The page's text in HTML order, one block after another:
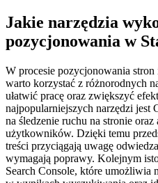
Jakie narzędzia
pozycjonowania w
W procesie pozycjonowania
warto korzystać z różnorodnych
ułatwić pracę oraz zwiększyć
najpopularniejszych narzędzi jest
na śledzenie ruchu na stronie
użytkowników. Dzięki temu
treści przyciągają uwagę
wymagają poprawy. Kolejnym
Search Console, które umożliwia